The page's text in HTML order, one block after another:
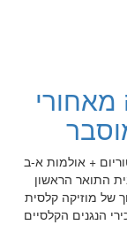
הצצה מאחורי
+ אולמות א-ב
התואר הראשון
של מוזיקה קלסית
הנגנים הקלסיים